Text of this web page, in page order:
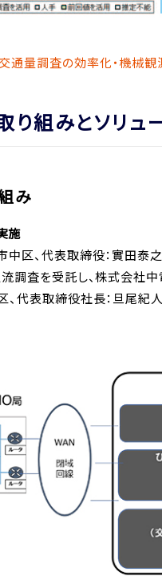
通量調査の効率化・機械
り組みとソリュ
み
施
区、代表取締役：實田泰
査を受託し、株式会社中
代表取締役社長：旦尾紀